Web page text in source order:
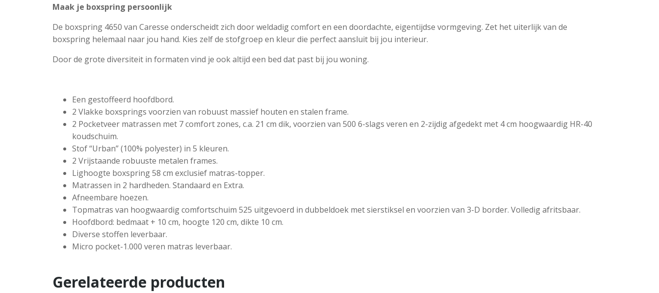
Maak je boxspring persoonlijk
De boxspring 4650 van Caresse onderscheidt zich door weldadig comfort en een doordachte, eigentijdse vormgeving. Zet het uiterlijk van de
boxspring helemaal naar jou hand. Kies zelf de stofgroep en kleur die perfect aansluit bij jou interieur.
Door de grote diversiteit in formaten vind je ook altijd een bed dat past bij jou woning.
Een gestoffeerd hoofdbord.
2 Vlakke boxsprings voorzien van robuust massief houten en stalen frame.
2 Pocketveer matrassen met 7 comfort zones, c.a. 21 cm dik, voorzien van 500 6-slags veren en 2-zijdig afgedekt met 4 cm hoogwaardig HR-40
koudschuim.
Stof “Urban” (100% polyester) in 5 kleuren.
2 Vrijstaande robuuste metalen frames.
Lighoogte boxspring 58 cm exclusief matras-topper.
Matrassen in 2 hardheden. Standaard en Extra.
Afneembare hoezen.
Topmatras van hoogwaardig comfortschuim 525 uitgevoerd in dubbeldoek met sierstiksel en voorzien van 3-D border. Volledig afritsbaar.
Hoofdbord: bedmaat + 10 cm, hoogte 120 cm, dikte 10 cm.
Diverse stoffen leverbaar.
Micro pocket-1.000 veren matras leverbaar.
Gerelateerde producten